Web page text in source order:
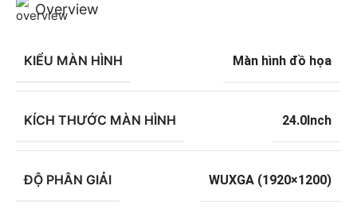
Overview
KIỂU MÀN HÌNH Màn hình đồ họa
KÍCH THƯỚC MÀN HÌNH 24.0Inch
ĐỘ PHÂN GIẢI WUXGA (1920×1200)